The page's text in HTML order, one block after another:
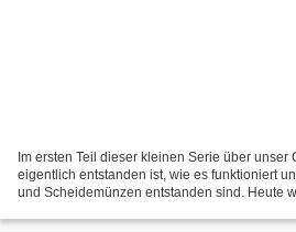
Im ersten Teil dieser kleinen Serie über unser
eigentlich entstanden ist, wie es funktioniert
und Scheidemünzen entstanden sind. Heute